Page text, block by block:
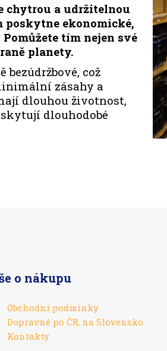
chytrou a udržitelnou
ekonomické,
tím nejen své
planety.
což
zásahy a
dlouhou životnost,
dlouhodobé
o nákupu
Obchodní podmínky
Dopravné po ČR, na Slovensko
Kontakty